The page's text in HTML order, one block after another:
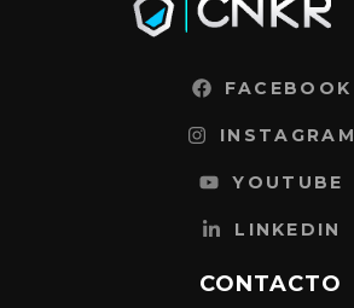
FACEBOOK
INSTAGRAM
YOUTUBE
LINKEDIN
CONTACTO